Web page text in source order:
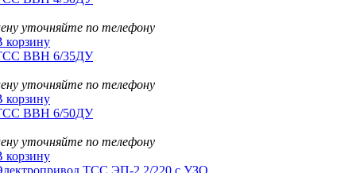
уточняйте по телефону
корзину
ВВН 6/35ДУ
уточняйте по телефону
корзину
ВВН 6/50ДУ
уточняйте по телефону
корзину
ТСС ЭП-2,2/220 с УЗО